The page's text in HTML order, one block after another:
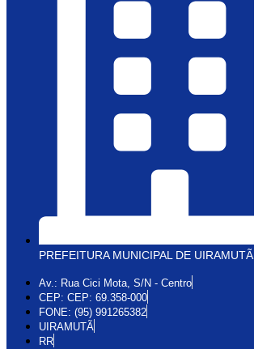
PREFEITURA MUNICIPAL DE UIRAMUTÃ
Av.: Rua Cici Mota, S/N - Centro
CEP: CEP: 69.358-000
FONE: (95) 991265382
UIRAMUTÃ
RR